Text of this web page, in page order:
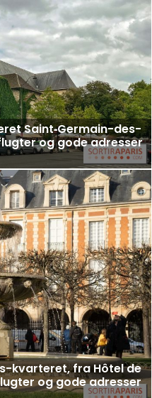
Saint‑Germain-des-
og gode adresser
kvarteret, fra Hôtel de
og gode adresser